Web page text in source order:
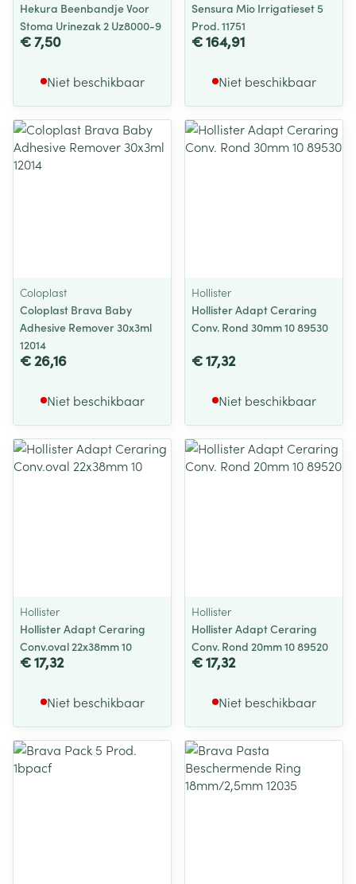
Hekura Beenbandje Voor
Stoma Urinezak 2 Uz8000-9
€ 7,50
Niet beschikbaar
Sensura Mio Irrigatieset 5
Prod. 11751
€ 164,91
Niet beschikbaar
Coloplast
Coloplast Brava Baby
Adhesive Remover 30x3ml
12014
€ 26,16
Niet beschikbaar
Hollister
Hollister Adapt Ceraring
Conv. Rond 30mm 10 89530
€ 17,32
Niet beschikbaar
Hollister
Hollister Adapt Ceraring
Conv.oval 22x38mm 10
€ 17,32
Niet beschikbaar
Hollister
Hollister Adapt Ceraring
Conv. Rond 20mm 10 89520
€ 17,32
Niet beschikbaar